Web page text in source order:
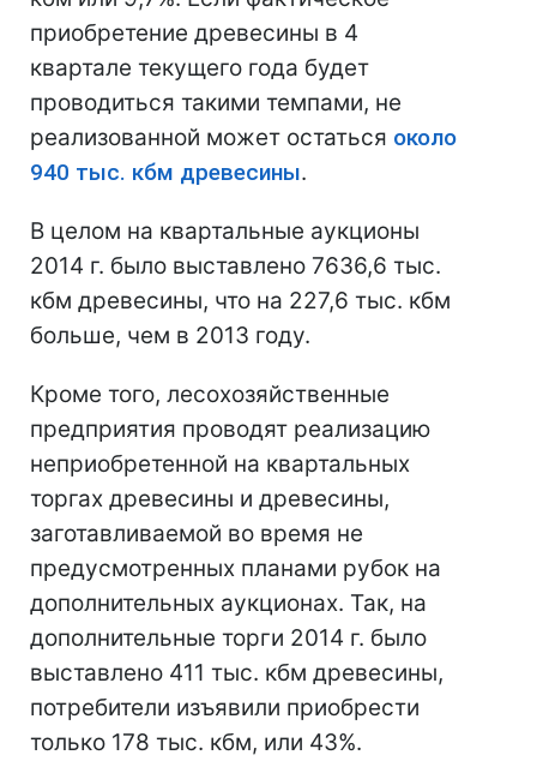
приобретение древесины в 4
квартале текущего года будет
проводиться такими темпами, не
реализованной может остаться около
940 тыс. кбм древесины.
В целом на квартальные аукционы
2014 г. было выставлено 7636,6 тыс.
кбм древесины, что на 227,6 тыс. кбм
больше, чем в 2013 году.
Кроме того, лесохозяйственные
предприятия проводят реализацию
неприобретенной на квартальных
торгах древесины и древесины,
заготавливаемой во время не
предусмотренных планами рубок на
дополнительных аукционах. Так, на
дополнительные торги 2014 г. было
выставлено 411 тыс. кбм древесины,
потребители изъявили приобрести
только 178 тыс. кбм, или 43%.